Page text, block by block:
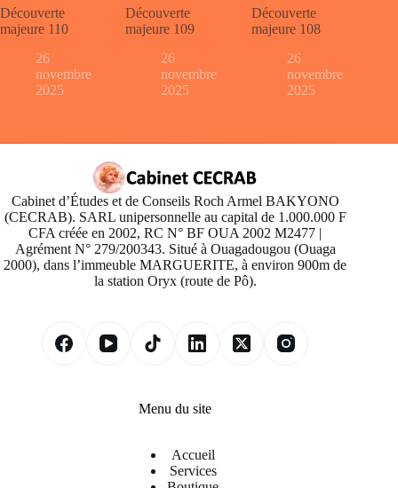
Découverte
majeure 110
26
novembre
2025
Découverte
majeure 109
26
novembre
2025
Découverte
majeure 108
26
novembre
2025
Cabinet d’Études et de Conseils Roch Armel BAKYONO
(CECRAB). SARL unipersonnelle au capital de 1.000.000 F
CFA créée en 2002, RC N° BF OUA 2002 M2477 |
Agrément N° 279/200343. Situé à Ouagadougou (Ouaga
2000), dans l’immeuble MARGUERITE, à environ 900m de
la station Oryx (route de Pô).
Menu du site
Accueil
Services